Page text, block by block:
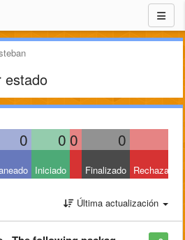
estado
0 0 0 0
Iniciado Finalizado Rechazado
Última actualización